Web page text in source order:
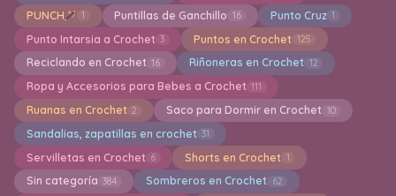
PUNCH 1 Puntillas de Ganchillo 16 Punto Cruz 1
Punto Intarsia a Crochet 3 Puntos en Crochet 125
Reciclando en Crochet 16 Riñoneras en Crochet 12
Ropa y Accesorios para Bebes a Crochet 111
Ruanas en Crochet 2 Saco para Dormir en Crochet 10
Sandalias, zapatillas en crochet 31
Servilletas en Crochet 6 Shorts en Crochet 1
Sin categoría 384 Sombreros en Crochet 62